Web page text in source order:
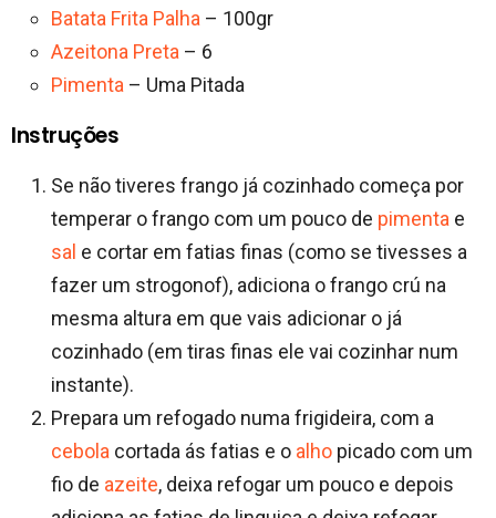
Batata Frita Palha – 100gr
Azeitona Preta – 6
Pimenta – Uma Pitada
Instruções
Se não tiveres frango já cozinhado começa por
temperar o frango com um pouco de pimenta e
sal e cortar em fatias finas (como se tivesses a
fazer um strogonof), adiciona o frango crú na
mesma altura em que vais adicionar o já
cozinhado (em tiras finas ele vai cozinhar num
instante).
Prepara um refogado numa frigideira, com a
cebola cortada ás fatias e o alho picado com um
fio de azeite, deixa refogar um pouco e depois